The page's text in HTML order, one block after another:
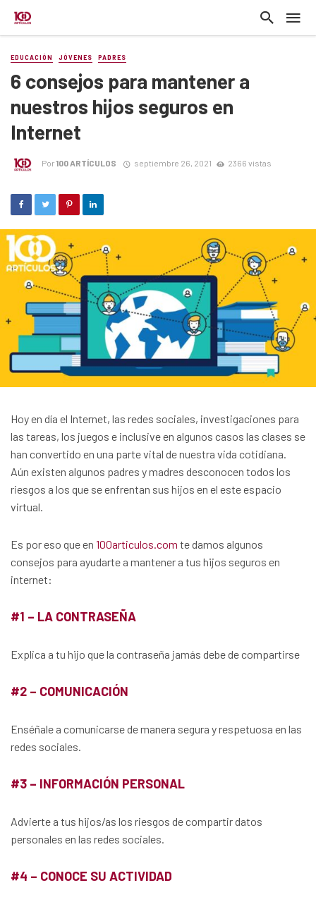
EDUCACIÓN JÓVENES PADRES
6 consejos para mantener a
nuestros hijos seguros en
Internet
Por100 ARTÍCULOS septiembre 26, 2021 2366 vistas
Hoy en día el Internet, las redes sociales, investigaciones para
las tareas, los juegos e inclusive en algunos casos las clases se
han convertido en una parte vital de nuestra vida cotidiana.
Aún existen algunos padres y madres desconocen todos los
riesgos a los que se enfrentan sus hijos en el este espacio
virtual.
Es por eso que en 100articulos.com te damos algunos
consejos para ayudarte a mantener a tus hijos seguros en
internet:
#1 – LA CONTRASEÑA
Explica a tu hijo que la contraseña jamás debe de compartirse
#2 – COMUNICACIÓN
Enséñale a comunicarse de manera segura y respetuosa en las
redes sociales.
#3 – INFORMACIÓN PERSONAL
Advierte a tus hijos/as los riesgos de compartir datos
personales en las redes sociales.
#4 – CONOCE SU ACTIVIDAD